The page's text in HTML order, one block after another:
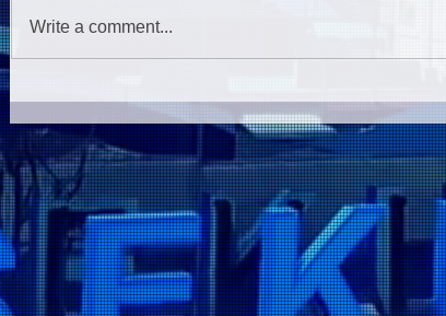
Write a comment...